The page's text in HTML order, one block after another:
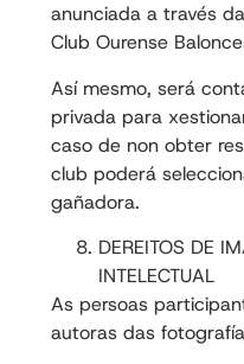
anunciada a través
Club Ourense
Así mesmo, será
privada para
caso de non obter
club poderá
gañadora.
DEREITOS DE
INTELECTUAL
As persoas
autoras das